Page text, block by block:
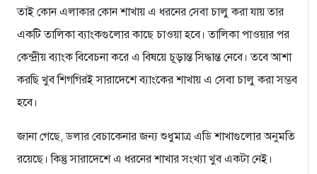
তাই কোন এলাকার কোন শাখায় এ ধরনের সেবা চালু করা যায় তার
একটি তালিকা ব্যাংকগুলোর কাছে চাওয়া হবে। তালিকা পাওয়ার পর
কেন্দ্রীয় ব্যাংক বিবেচনা করে এ বিষয়ে চূড়ান্ত সিদ্ধান্ত নেবে। তবে আশা
করছি খুব শিগগিরই সারাদেশে ব্যাংকের শাখায় এ সেবা চালু করা সম্ভব
হবে।
জানা গেছে, ডলার বেচাকেনার জন্য শুধুমাত্র এডি শাখাগুলোর অনুমতি
রয়েছে। কিন্তু সারাদেশে এ ধরনের শাখার সংখ্যা খুব একটা নেই।